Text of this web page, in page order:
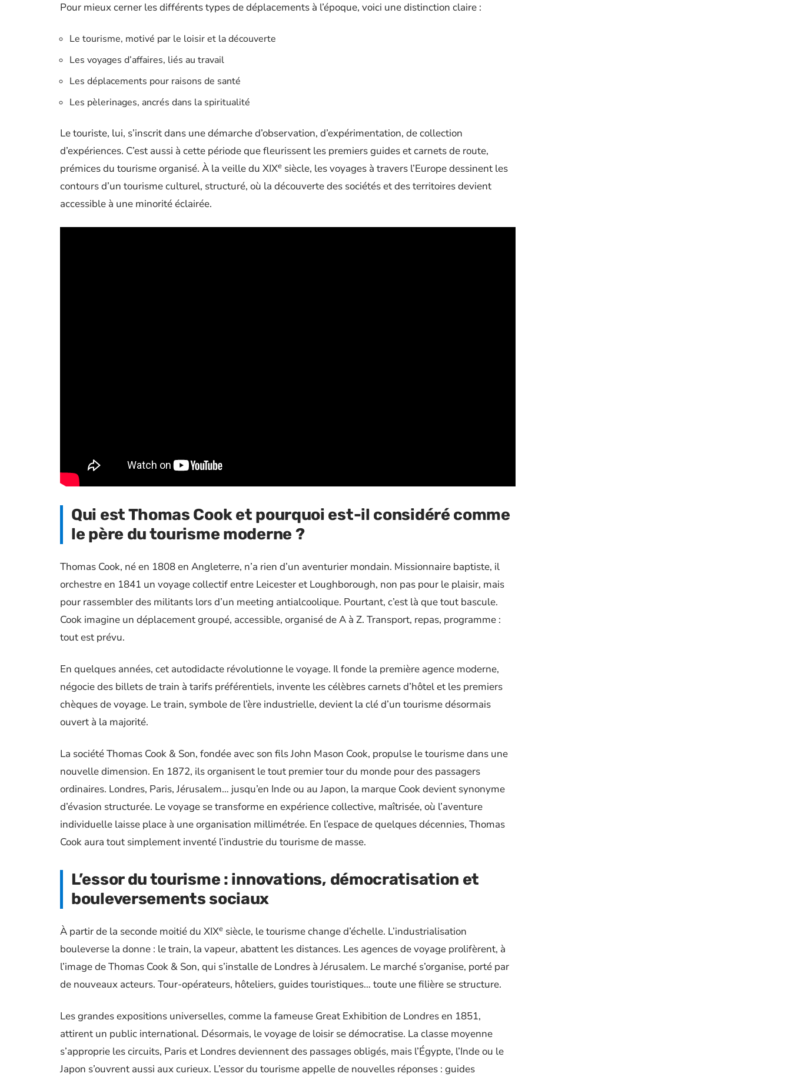
Pour mieux cerner les différents types de déplacements à l’époque, voici une distinction claire :
Le tourisme, motivé par le loisir et la découverte
Les voyages d’affaires, liés au travail
Les déplacements pour raisons de santé
Les pèlerinages, ancrés dans la spiritualité
Le touriste, lui, s’inscrit dans une démarche d’observation, d’expérimentation, de collection
d’expériences. C’est aussi à cette période que fleurissent les premiers guides et carnets de route,
prémices du tourisme organisé. À la veille du XIXe siècle, les voyages à travers l’Europe dessinent les
contours d’un tourisme culturel, structuré, où la découverte des sociétés et des territoires devient
accessible à une minorité éclairée.
Qui est Thomas Cook et pourquoi est-il considéré comme
le père du tourisme moderne ?
Thomas Cook, né en 1808 en Angleterre, n’a rien d’un aventurier mondain. Missionnaire baptiste, il
orchestre en 1841 un voyage collectif entre Leicester et Loughborough, non pas pour le plaisir, mais
pour rassembler des militants lors d’un meeting antialcoolique. Pourtant, c’est là que tout bascule.
Cook imagine un déplacement groupé, accessible, organisé de A à Z. Transport, repas, programme :
tout est prévu.
En quelques années, cet autodidacte révolutionne le voyage. Il fonde la première agence moderne,
négocie des billets de train à tarifs préférentiels, invente les célèbres carnets d’hôtel et les premiers
chèques de voyage. Le train, symbole de l’ère industrielle, devient la clé d’un tourisme désormais
ouvert à la majorité.
La société Thomas Cook & Son, fondée avec son fils John Mason Cook, propulse le tourisme dans une
nouvelle dimension. En 1872, ils organisent le tout premier tour du monde pour des passagers
ordinaires. Londres, Paris, Jérusalem… jusqu’en Inde ou au Japon, la marque Cook devient synonyme
d’évasion structurée. Le voyage se transforme en expérience collective, maîtrisée, où l’aventure
individuelle laisse place à une organisation millimétrée. En l’espace de quelques décennies, Thomas
Cook aura tout simplement inventé l’industrie du tourisme de masse.
L’essor du tourisme : innovations, démocratisation et
bouleversements sociaux
À partir de la seconde moitié du XIXe siècle, le tourisme change d’échelle. L’industrialisation
bouleverse la donne : le train, la vapeur, abattent les distances. Les agences de voyage prolifèrent, à
l’image de Thomas Cook & Son, qui s’installe de Londres à Jérusalem. Le marché s’organise, porté par
de nouveaux acteurs. Tour-opérateurs, hôteliers, guides touristiques… toute une filière se structure.
Les grandes expositions universelles, comme la fameuse Great Exhibition de Londres en 1851,
attirent un public international. Désormais, le voyage de loisir se démocratise. La classe moyenne
s’approprie les circuits, Paris et Londres deviennent des passages obligés, mais l’Égypte, l’Inde ou le
Japon s’ouvrent aussi aux curieux. L’essor du tourisme appelle de nouvelles réponses : guides